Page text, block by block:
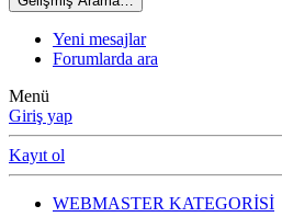
Yeni mesajlar
Forumlarda ara
Menü
Giriş yap
Kayıt ol
WEBMASTER KATEGORİSİ